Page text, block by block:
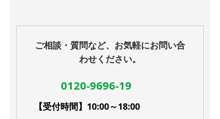
ご相談・質問など、お気軽にお問い合
わせください。
0120-9696-19
【受付時間】10:00～18:00